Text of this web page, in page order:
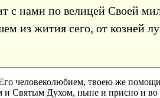
с нами по велицей Своей
из жития сего, от козней
человеколюбием, твоею же
и Святым Духом, ныне и присно и во